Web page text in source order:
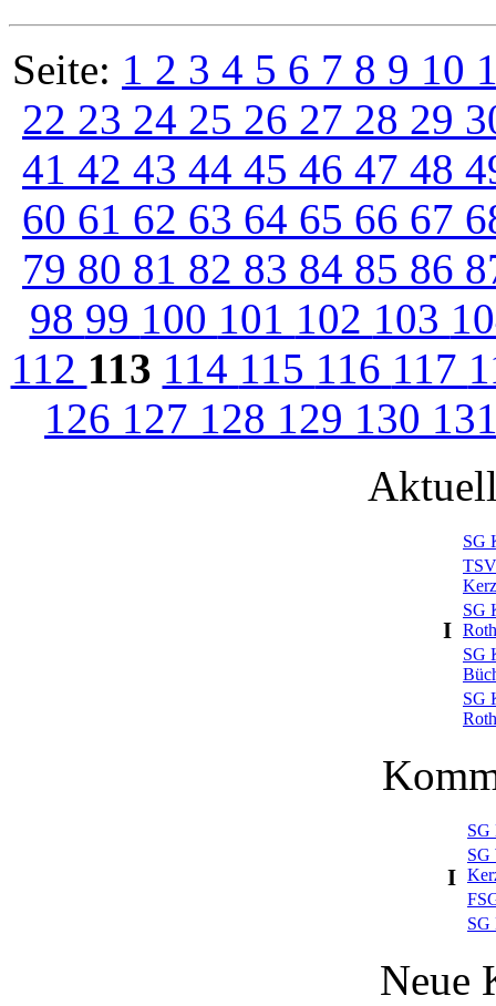
Seite: 1 2 3 4 5 6 7 8 9 10
22 23 24 25 26 27 28 29
41 42 43 44 45 46 47 48
60 61 62 63 64 65 66 67
79 80 81 82 83 84 85 86
98 99 100 101 102 103
112 113 114 115 116 117
126 127 128 129 130
I
SG
SG
SG
SG
I
SG
SG
SG
Neue